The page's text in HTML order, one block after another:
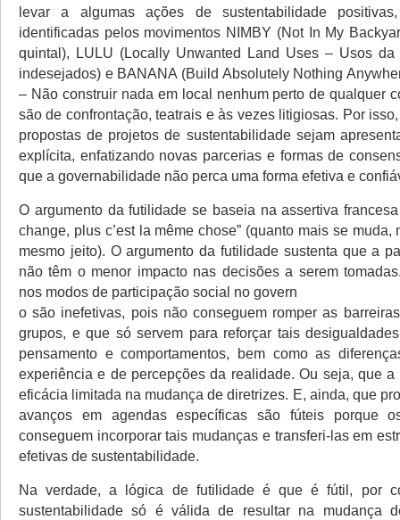
levar a algumas ações de sustentabilidade
identificadas pelos movimentos NIMBY (Not In My
quintal), LULU (Locally Unwanted Land Uses – Usos da
indesejados) e BANANA (Build Absolutely Nothing
– Não construir nada em local nenhum perto de qualquer
são de confrontação, teatrais e às vezes litigiosas. Por
propostas de projetos de sustentabilidade sejam
explícita, enfatizando novas parcerias e formas de
que a governabilidade não perca uma forma efetiva e
O argumento da futilidade se baseia na assertiva
change, plus c’est la même chose” (quanto mais se muda,
mesmo jeito). O argumento da futilidade sustenta que a
não têm o menor impacto nas decisões a serem
nos modos de participação social no govern
o são inefetivas, pois não conseguem romper as
grupos, e que só servem para reforçar tais
pensamento e comportamentos, bem como as
experiência e de percepções da realidade. Ou seja, que a
eficácia limitada na mudança de diretrizes. E, ainda, que
avanços em agendas específicas são fúteis porque
conseguem incorporar tais mudanças e transferi-las em
efetivas de sustentabilidade.
Na verdade, a lógica de futilidade é que é fútil, por
sustentabilidade só é válida de resultar na mudança